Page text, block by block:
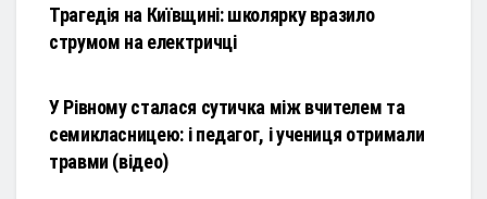
Трагедія на Київщині: школярку вразило
струмом на електричці
У Рівному сталася сутичка між вчителем та
семикласницею: і педагог, і учениця отримали
травми (відео)